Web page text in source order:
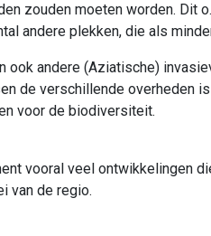
zouden moeten worden.
andere plekken, die als
andere (Aziatische)
de verschillende overheden
voor de biodiversiteit.
vooral veel ontwikkelingen
van de regio.